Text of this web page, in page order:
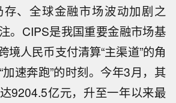
、全球金融市场波动加剧之
。CIPS是我国重要金融市场基
境人民币支付清算“主渠道”的角
速奔跑”的时刻。今年3月，其
9204.5亿元，升至一年以来最